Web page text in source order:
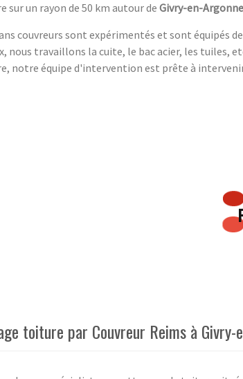
sur un rayon de 50 km autour de Givry-en-Argonne
couvreurs sont expérimentés et sont équipés
nous travaillons la cuite, le bac acier, les tuiles,
notre équipe d'intervention est prête à
toiture par Couvreur Reims à Givry-